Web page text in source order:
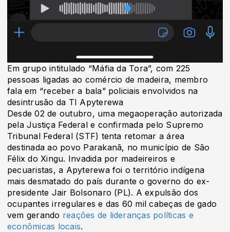
Em grupo intitulado “Máfia da Tora”, com 225
pessoas ligadas ao comércio de madeira, membro
fala em “receber a bala” policiais envolvidos na
desintrusão da TI Apyterewa
Desde 02 de outubro, uma megaoperação autorizada
pela Justiça Federal e confirmada pelo Supremo
Tribunal Federal (STF) tenta retomar a área
destinada ao povo Parakanã, no município de São
Félix do Xingu. Invadida por madeireiros e
pecuaristas, a Apyterewa foi o território indígena
mais desmatado do país durante o governo do ex-
presidente Jair Bolsonaro (PL). A expulsão dos
ocupantes irregulares e das 60 mil cabeças de gado
vem gerando reações de lideranças políticas e
econômicas locais.